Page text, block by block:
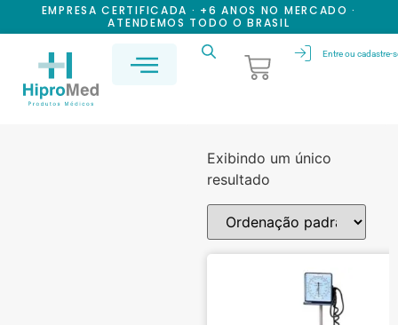
EMPRESA CERTIFICADA · +6 ANOS NO MERCADO ·
ATENDEMOS TODO O BRASIL
Entre ou cadastre-
Exibindo um único
resultado